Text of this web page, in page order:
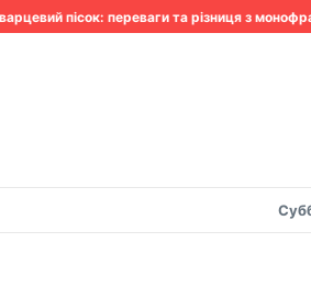
пісок: переваги та різниця з